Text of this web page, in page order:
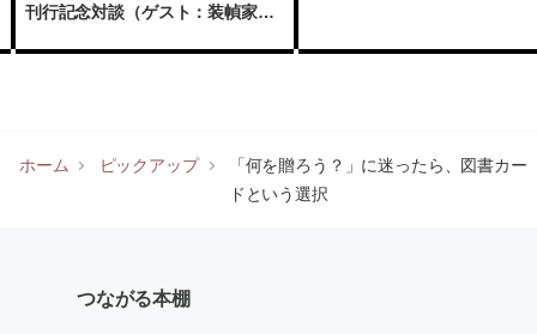
刊行記念対談（ゲスト：装幀家・
ホーム ピックアップ
「何を贈ろう？」に迷ったら、図書カー
ドという選択
つながる本棚